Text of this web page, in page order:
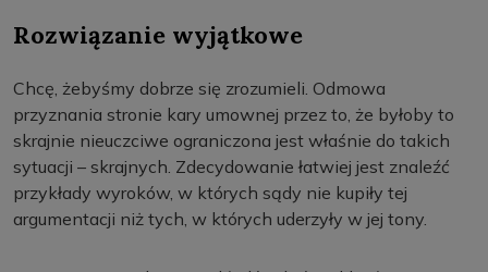
Rozwiązanie wyjątkowe
Chcę, żebyśmy dobrze się zrozumieli. Odmowa
przyznania stronie kary umownej przez to, że byłoby to
skrajnie nieuczciwe ograniczona jest właśnie do takich
sytuacji – skrajnych. Zdecydowanie łatwiej jest znaleźć
przykłady wyroków, w których sądy nie kupiły tej
argumentacji niż tych, w których uderzyły w jej tony.